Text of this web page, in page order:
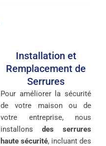
Installation et
Remplacement de
Serrures
Pour améliorer la sécurité
de votre maison ou de
votre entreprise, nous
installons des serrures
haute sécurité, incluant des